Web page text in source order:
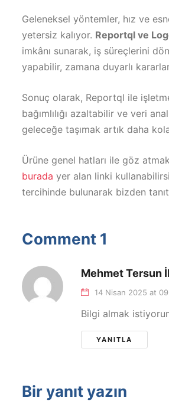
Geleneksel yöntemler, hız ve
yetersiz kalıyor. Reportql ve
imkânı sunarak, iş süreçlerini
yapabilir, zamana duyarlı
Sonuç olarak, Reportql ile
bağımlılığı azaltabilir ve veri
geleceğe taşımak artık daha
Ürüne genel hatları ile göz
burada yer alan linki
tercihinde bulunarak bizden
Comment 1
Mehmet Tersun
14 Nisan 2025 at
Bilgi almak
YANITLA
Bir yanıt yazın